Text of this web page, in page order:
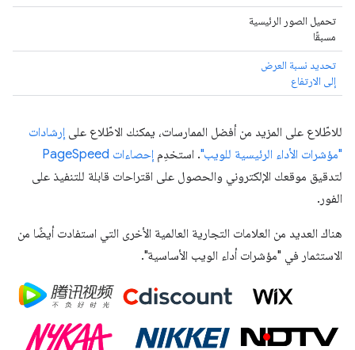
تحميل الصور الرئيسية
مسبقًا
تحديد نسبة العرض
إلى الارتفاع
للاطّلاع على المزيد من أفضل الممارسات، يمكنك الاطّلاع على إرشادات
"مؤشرات الأداء الرئيسية للويب". استخدِم إحصاءات PageSpeed
لتدقيق موقعك الإلكتروني والحصول على اقتراحات قابلة للتنفيذ على
الفور.
هناك العديد من العلامات التجارية العالمية الأخرى التي استفادت أيضًا من
الاستثمار في "مؤشرات أداء الويب الأساسية".